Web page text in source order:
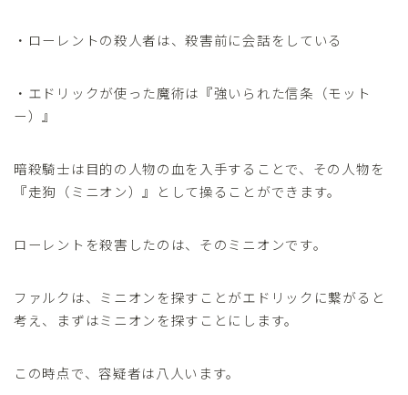
・ローレントの殺人者は、殺害前に会話をしている
・エドリックが使った魔術は『強いられた信条（モット
ー）』
暗殺騎士は目的の人物の血を入手することで、その人物を
『走狗（ミニオン）』として操ることができます。
ローレントを殺害したのは、そのミニオンです。
ファルクは、ミニオンを探すことがエドリックに繋がると
考え、まずはミニオンを探すことにします。
この時点で、容疑者は八人います。